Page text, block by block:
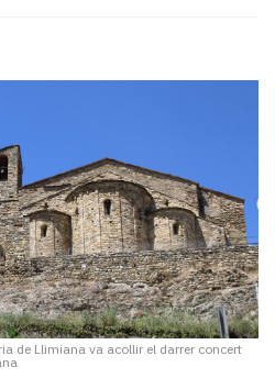
de Llimiana va acollir el darrer concert